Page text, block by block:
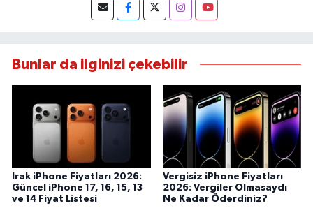
Bunlar da ilginizi çekebilir
Irak iPhone Fiyatları 2026:
Güncel iPhone 17, 16, 15, 13
ve 14 Fiyat Listesi
Vergisiz iPhone Fiyatları
2026: Vergiler Olmasaydı
Ne Kadar Öderdiniz?